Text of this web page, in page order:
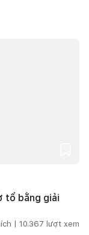
tổ bằng giải
| 10.367 lượt xem